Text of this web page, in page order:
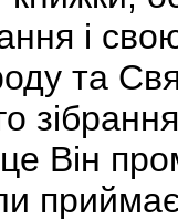
і
та
Він